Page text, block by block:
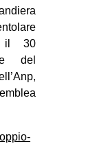
il 30
del